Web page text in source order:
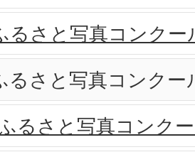
るさと写真コンクー
るさと写真コンクー
るさと写真コンク